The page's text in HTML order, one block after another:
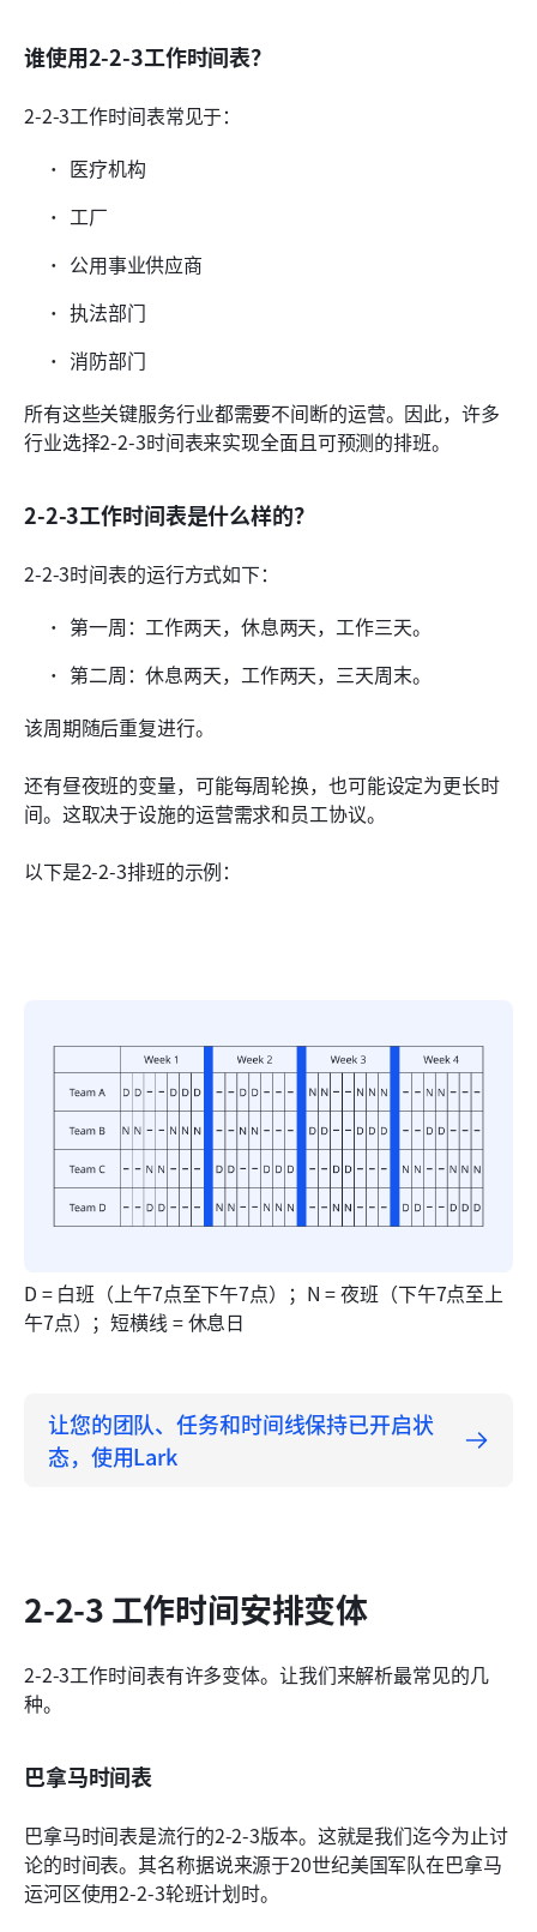
谁使用2-2-3工作时间表？
2-2-3工作时间表常见于：
医疗机构
工厂
公用事业供应商
执法部门
消防部门
所有这些关键服务行业都需要不间断的运营。因此，许多
行业选择2-2-3时间表来实现全面且可预测的排班。
2-2-3工作时间表是什么样的？
2-2-3时间表的运行方式如下：
第一周：工作两天，休息两天，工作三天。
第二周：休息两天，工作两天，三天周末。
该周期随后重复进行。
还有昼夜班的变量，可能每周轮换，也可能设定为更长时
间。这取决于设施的运营需求和员工协议。
以下是2-2-3排班的示例：
D = 白班（上午7点至下午7点）；N = 夜班（下午7点至上
午7点）；短横线 = 休息日
让您的团队、任务和时间线保持已开启状
态，使用Lark
2-2-3 工作时间安排变体
2-2-3工作时间表有许多变体。让我们来解析最常见的几
种。
巴拿马时间表
巴拿马时间表是流行的2-2-3版本。这就是我们迄今为止讨
论的时间表。其名称据说来源于20世纪美国军队在巴拿马
运河区使用2-2-3轮班计划时。